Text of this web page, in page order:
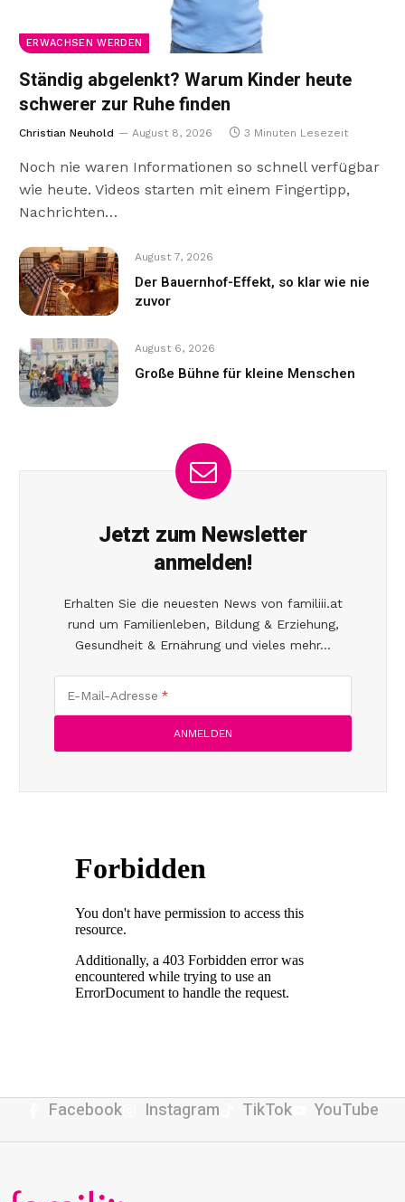
ERWACHSEN WERDEN
Ständig abgelenkt? Warum Kinder heute
schwerer zur Ruhe finden
Christian Neuhold August 8, 2026 3 Minuten Lesezeit
Noch nie waren Informationen so schnell verfügbar
wie heute. Videos starten mit einem Fingertipp,
Nachrichten…
August 7, 2026
Der Bauernhof-Effekt, so klar wie nie
zuvor
August 6, 2026
Große Bühne für kleine Menschen
Jetzt zum Newsletter
anmelden!
Erhalten Sie die neuesten News von familiii.at
rund um Familienleben, Bildung & Erziehung,
Gesundheit & Ernährung und vieles mehr...
E-Mail-Adresse
Facebook Instagram TikTok YouTube